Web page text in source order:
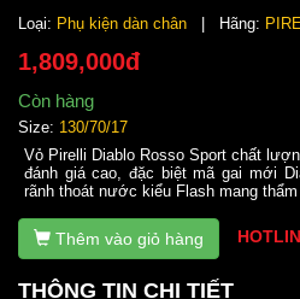
Loại: Phụ kiện dàn chân | Hãng:
1,809,000đ
Còn hàng
Size: 130/70/17
Vỏ Pirelli Diablo Rosso Sport chất
đánh giá cao, đặc biệt mã gai mới
rãnh thoát nước kiểu Flash mang
Thêm vào giỏ hàng
THÔNG TIN CHI TIẾT